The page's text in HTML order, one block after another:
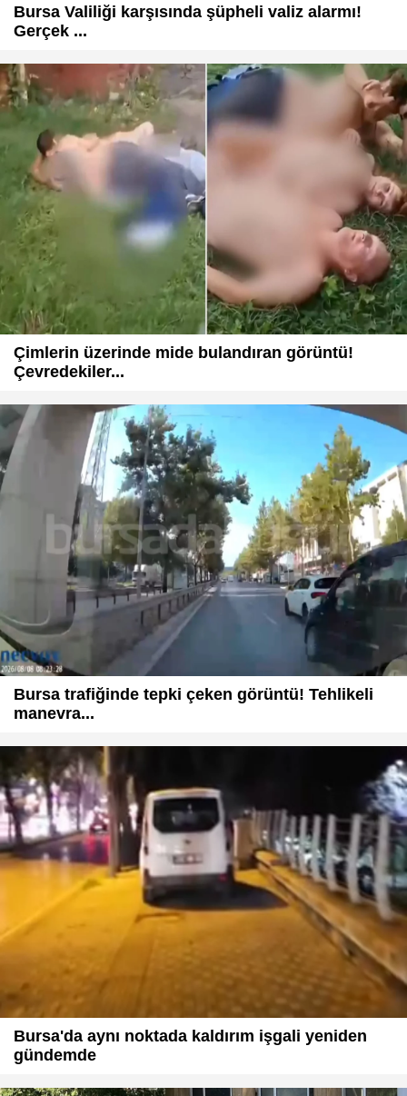
Bursa Valiliği karşısında şüpheli valiz alarmı!
Gerçek ...
Çimlerin üzerinde mide bulandıran görüntü!
Çevredekiler...
Bursa trafiğinde tepki çeken görüntü! Tehlikeli
manevra...
Bursa'da aynı noktada kaldırım işgali yeniden
gündemde